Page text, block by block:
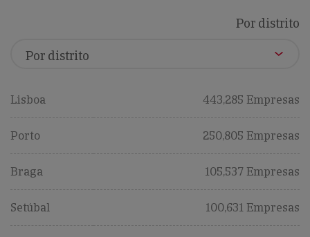
Por distrito
Lisboa 443,285 Empresas
Porto 250,805 Empresas
Braga 105,537 Empresas
Setúbal 100,631 Empresas